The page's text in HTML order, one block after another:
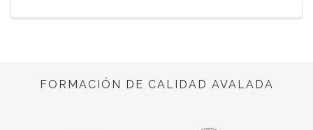
FORMACIÓN DE CALIDAD AVALADA